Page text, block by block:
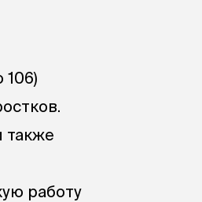
106)
также
работу